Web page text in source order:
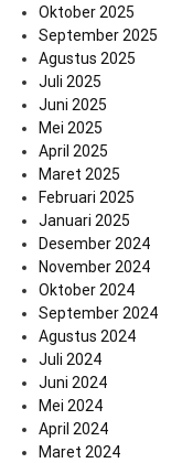
Oktober 2025
September 2025
Agustus 2025
Juli 2025
Juni 2025
Mei 2025
April 2025
Maret 2025
Februari 2025
Januari 2025
Desember 2024
November 2024
Oktober 2024
September 2024
Agustus 2024
Juli 2024
Juni 2024
Mei 2024
April 2024
Maret 2024